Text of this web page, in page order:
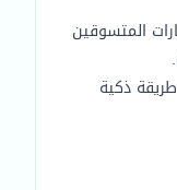
المتسوقين
ذكية